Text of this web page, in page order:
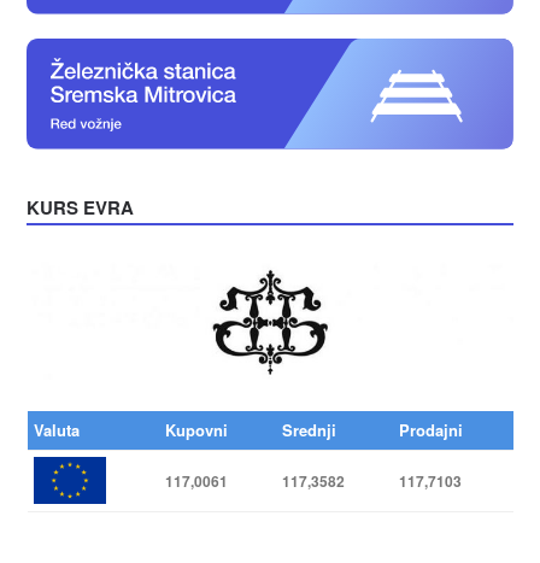
KURS EVRA
Valuta Kupovni Srednji Prodajni
117,0061 117,3582 117,7103